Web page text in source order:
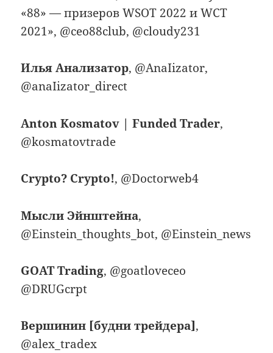
«88» — призеров WSOT 2022 и WCT
2021», @ceo88club, @cloudy231
Илья Анализатор, @AnaIizator,
@anaIizator_direct
Anton Kosmatov | Funded Trader,
@kosmatovtrade
Crypto? Crypto!, @Doctorweb4
Мысли Эйнштейна,
@Einstein_thoughts_bot, @Einstein_news
GOAT Trading, @goatloveceo
@DRUGcrpt
Вершинин [будни трейдера],
@alex_tradex